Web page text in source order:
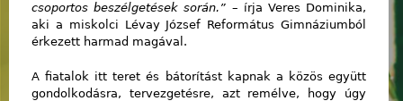
csoportos beszélgetések során.” – írja Veres Dominika,
aki a miskolci Lévay József Református Gimnáziumból
érkezett harmad magával.
A fiatalok itt teret és bátorítást kapnak a közös együtt
gondolkodásra, tervezgetésre, azt remélve, hogy úgy